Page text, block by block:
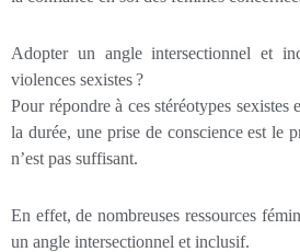
Adopter un angle intersectionnel et
violences sexistes ?
Pour répondre à ces stéréotypes sexistes
la durée, une prise de conscience est le
n’est pas suffisant.
En effet, de nombreuses ressources
un angle intersectionnel et inclusif.